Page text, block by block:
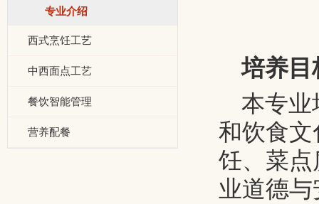
专业介绍
西式烹饪工艺
中西面点工艺
餐饮智能管理
营养配餐
培养目
本专业
和饮食
饪、菜
业道德